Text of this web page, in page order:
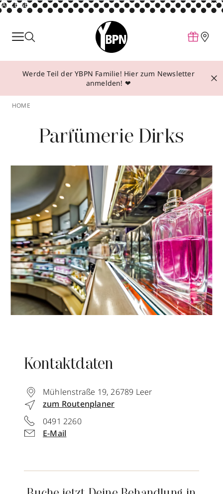
ANZEIGE
Parfum
Make-up
Behandlungen
Über YBPN
Aktionen
Storefinder
Werde Teil der YBPN Familie! Hier zum Newsletter
anmelden! ❤
HOME
Parfümerie Dirks
Kontaktdaten
Mühlenstraße 19,26789 Leer
zum Routenplaner
0491 2260
E-Mail